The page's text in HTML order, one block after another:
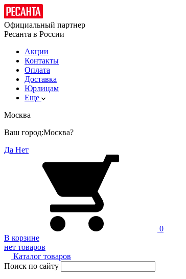
Официальный партнер
Ресанта в России
Акции
Контакты
Оплата
Доставка
Юрлицам
Еще
Москва
Ваш город:Москва?
Да Нет
0
В корзине
нет товаров
Каталог товаров
Поиск по сайту